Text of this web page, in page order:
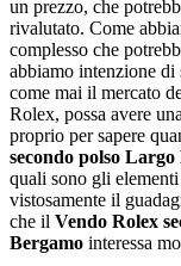
un prezzo, che
rivalutato. Come
complesso che
abbiamo intenzione di
come mai il mercato
Rolex, possa avere
proprio per sapere
secondo polso
quali sono gli
vistosamente il
che il Vendo Rolex
Bergamo interessa